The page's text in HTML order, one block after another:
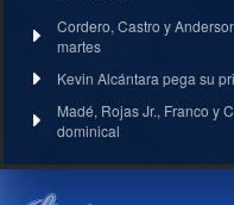
Cordero, Castro y
martes
Kevin Alcántara pega su
Madé, Rojas Jr., Franco y
dominical